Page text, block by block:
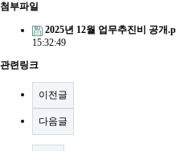
첨부파일
2025년 12월 업무추진비 공개
15:32:49
관련링크
이전글
다음글